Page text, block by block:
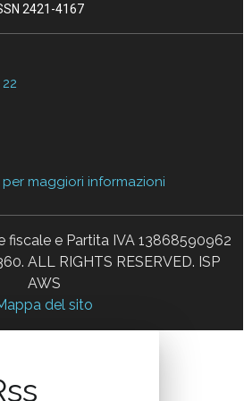
2421-4167
maggiori informazioni
fiscale e Partita IVA 13868590962
ALL RIGHTS RESERVED. ISP
AWS
del sito